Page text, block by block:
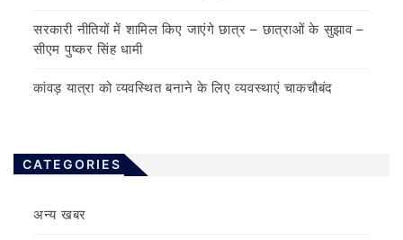
सरकारी नीतियों में शामिल किए जाएंगे छात्र – छात्राओं के सुझाव –
सीएम पुष्कर सिंह धामी
कांवड़ यात्रा को व्यवस्थित बनाने के लिए व्यवस्थाएं चाकचौबंद
CATEGORIES
अन्य खबर